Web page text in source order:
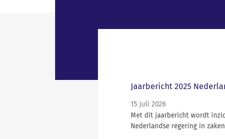
Jaarbericht 2025
15 juli 2026
Met dit jaarbericht wordt
Nederlandse regering in